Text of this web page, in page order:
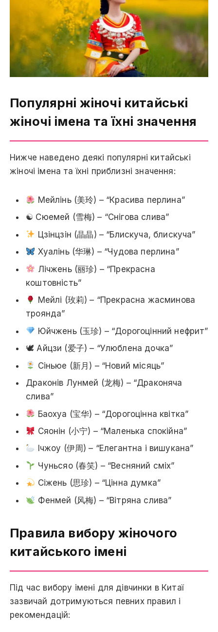
Популярні жіночі китайські
жіночі імена та їхні значення
Нижче наведено деякі популярні китайські
жіночі імена та їхні приблизні значення:
Мейлінь (美玲) – “Красива перлина”
☯ Сюемей (雪梅) – “Снігова слива”
Цзінцзін (晶晶) – “Блискуча, блискуча”
Хуалінь (华琳) – “Чудова перлина”
Лічжень (丽珍) – “Прекрасна
коштовність”
Мейлі (玫莉) – “Прекрасна жасминова
троянда”
Юйчжень (玉珍) – “Дорогоцінний нефрит”
🕊 Айцзи (爱子) – “Улюблена дочка”
Сіньюе (新月) – “Новий місяць”
Драконів Лунмей (龙梅) – “Драконяча
слива”
Баохуа (宝华) – “Дорогоцінна квітка”
Сяонін (小宁) – “Маленька спокійна”
Ічжоу (伊周) – “Елегантна і вишукана”
Чуньсяо (春笑) – “Весняний сміх”
Сіжень (思珍) – “Цінна думка”
Фенмей (风梅) – “Вітряна слива”
Правила вибору жіночого
китайського імені
Під час вибору імені для дівчинки в Китаї
зазвичай дотримуються певних правил і
рекомендацій: